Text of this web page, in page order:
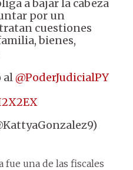
a bajar la cabeza
por un
cuestiones
bienes,
al@PoderJudicialPY
fue una de las fiscales